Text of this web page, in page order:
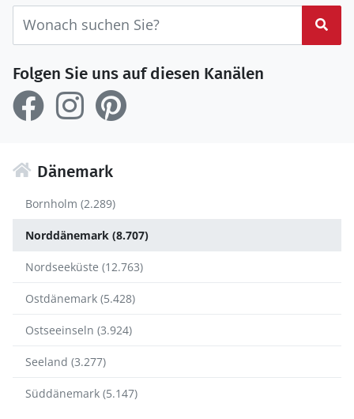
Folgen Sie uns auf diesen Kanälen
Dänemark
Bornholm (2.289)
Norddänemark (8.707)
Nordseeküste (12.763)
Ostdänemark (5.428)
Ostseeinseln (3.924)
Seeland (3.277)
Süddänemark (5.147)